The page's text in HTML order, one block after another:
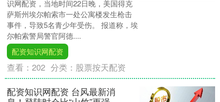
识网配资，当地时间22日晚，美国得克
萨斯州埃尔帕索市一处公寓楼发生枪击
事件，导致5名青少年受伤。 报道称，埃
尔帕索警局警官阿德....
配资知识网配资
查看：202 分类： 股票按天配资
配资知识网配资 台风最新消